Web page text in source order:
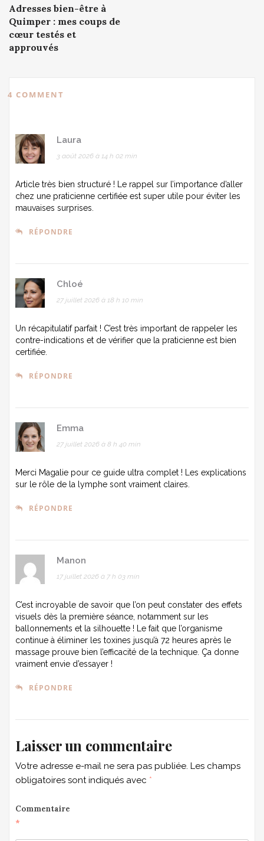
navigation
Adresses bien-être à
Quimper : mes coups de
cœur testés et
approuvés
4 COMMENT
Laura
3 août 2026 à 14 h 02 min
Article très bien structuré ! Le rappel sur l’importance d’aller
chez une praticienne certifiée est super utile pour éviter les
mauvaises surprises.
RÉPONDRE
Chloé
27 juillet 2026 à 18 h 10 min
Un récapitulatif parfait ! C’est très important de rappeler les
contre-indications et de vérifier que la praticienne est bien
certifiée.
RÉPONDRE
Emma
27 juillet 2026 à 8 h 40 min
Merci Magalie pour ce guide ultra complet ! Les explications
sur le rôle de la lymphe sont vraiment claires.
RÉPONDRE
Manon
17 juillet 2026 à 7 h 03 min
C’est incroyable de savoir que l’on peut constater des effets
visuels dès la première séance, notamment sur les
ballonnements et la silhouette ! Le fait que l’organisme
continue à éliminer les toxines jusqu’à 72 heures après le
massage prouve bien l’efficacité de la technique. Ça donne
vraiment envie d’essayer !
RÉPONDRE
Laisser un commentaire
Votre adresse e-mail ne sera pas publiée. Les champs
obligatoires sont indiqués avec *
Commentaire
*